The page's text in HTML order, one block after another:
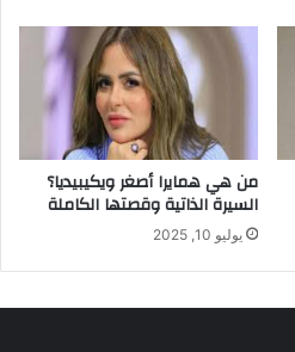
من هي همايرا أصغر ويكيبيديا؟
السيرة الذاتية وقصتها الكاملة
يوليو 10, 2025